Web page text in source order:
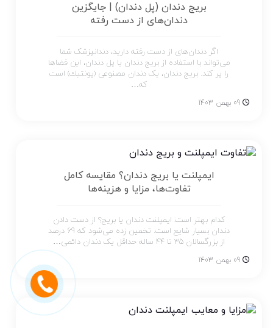
بریج دندان (پل دندان) | جایگزین
دندان‌های از دست رفته
اگر دندان‌های از دست رفته دارید، دندانپزشک شما
می‌تواند با استفاده از بریج‌ دندان یا پل دندان، این فضاها
را پر کند. بریج دندان، یک دندان مصنوعی (پونتیك) است
که…
09 بهمن 1403
ایمپلنت یا بریج دندان؟ مقایسه کامل
تفاوت‌ها، مزایا و هزینه‌ها
کدام بهتر است: ایمپلنت دندان یا بریج؟ از دست دادن
دندان بسیار شایع است. تخمین زده می‌شود که 69 درصد
از بزرگسالان 35 تا 44 ساله حداقل یک دندان دائمی…
09 بهمن 1403